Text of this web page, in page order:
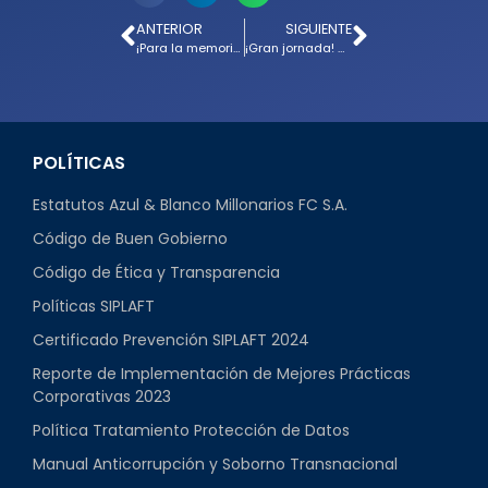
ANTERIOR
¡Para la memoria! Triunfo de Millonarios en el clásico capitalino
SIGUIENTE
¡Gran jornada! Millonarios Sub-15, Sub-17 y Sub-20 brillaron en sus compromisos
POLÍTICAS
Estatutos Azul & Blanco Millonarios FC S.A.
Código de Buen Gobierno
Código de Ética y Transparencia
Políticas SIPLAFT
Certificado Prevención SIPLAFT 2024
Reporte de Implementación de Mejores Prácticas
Corporativas 2023
Política Tratamiento Protección de Datos
Manual Anticorrupción y Soborno Transnacional